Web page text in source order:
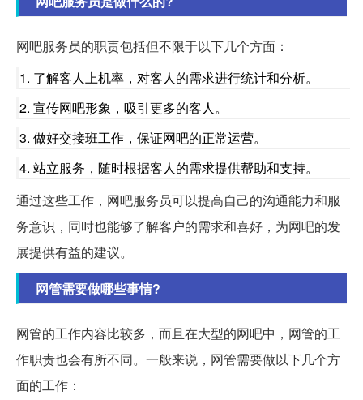
网吧服务员的职责包括但不限于以下几个方面：
1. 了解客人上机率，对客人的需求进行统计和分析。
2. 宣传网吧形象，吸引更多的客人。
3. 做好交接班工作，保证网吧的正常运营。
4. 站立服务，随时根据客人的需求提供帮助和支持。
通过这些工作，网吧服务员可以提高自己的沟通能力和服
务意识，同时也能够了解客户的需求和喜好，为网吧的发
展提供有益的建议。
网管需要做哪些事情?
网管的工作内容比较多，而且在大型的网吧中，网管的工
作职责也会有所不同。一般来说，网管需要做以下几个方
面的工作：